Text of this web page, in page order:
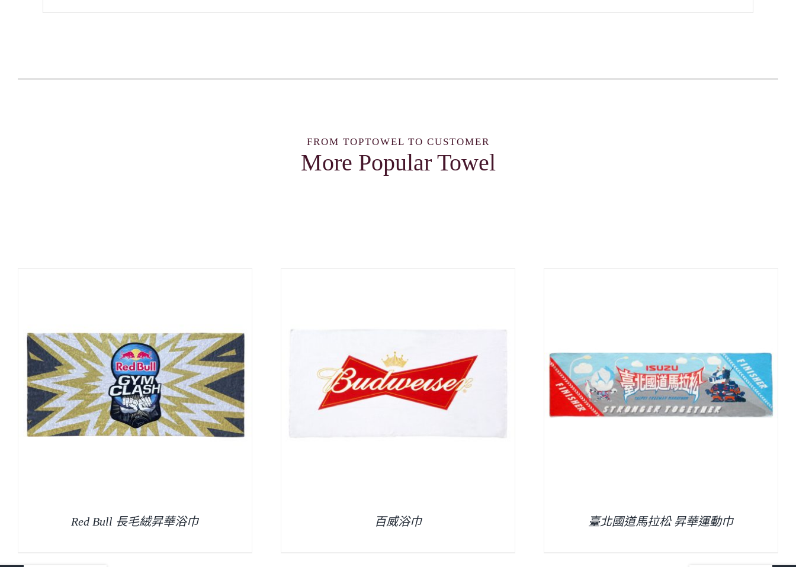
FROM TOPTOWEL TO CUSTOMER
More Popular Towel
Bull 長毛絨昇華浴巾 臺北國道馬拉松 昇華運動巾